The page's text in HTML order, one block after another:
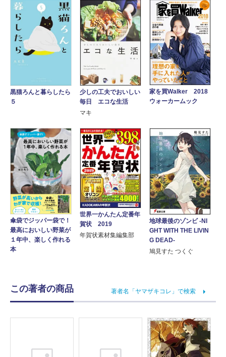
黒猫ろんと暮らしたら
５
少しの工夫でおいしい
毎日 エコな生活
マキ
家を買Walker 2018
ウォーカームック
傘袋でジッパー袋で！
最高においしい野菜が
１年中、楽しく作れる
本
世界一かんたん定番年
賀状 2019
年賀状素材集編集部
地球最後のゾンビ -NI
GHT WITH THE LIVIN
G DEAD-
鳩見すた つくぐ
この著者の商品 著者名「ヤマザキコレ」で検索